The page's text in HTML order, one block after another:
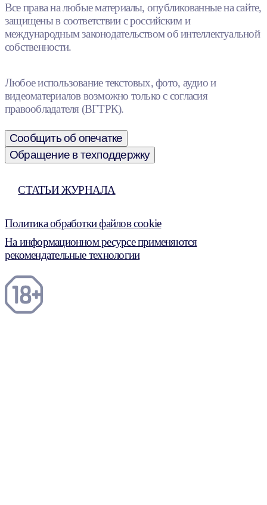
Все права на любые материалы, опубликованные на сайте,
защищены в соответствии с российским и
международным законодательством об интеллектуальной
собственности.
Любое использование текстовых, фото, аудио и
видеоматериалов возможно только с согласия
правообладателя (ВГТРК).
Сообщить об опечатке
Обращение в техподдержку
СТАТЬИ ЖУРНАЛА
Политика обработки файлов cookie
На информационном ресурсе применяются
рекомендательные технологии